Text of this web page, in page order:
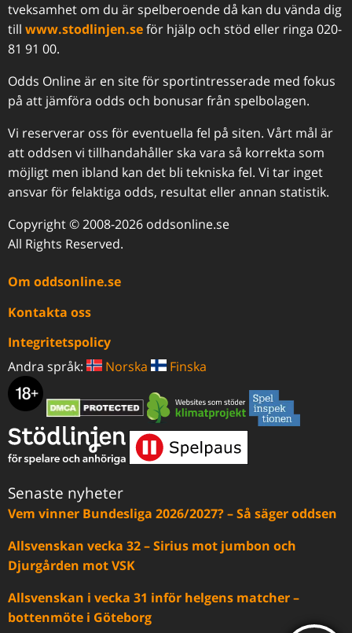
tveksamhet om du är spelberoende då kan du vända dig
till www.stodlinjen.seför hjälp och stöd eller ringa 020-
81 91 00.
Odds Online är en site för sportintresserade med fokus
på att jämföra odds och bonusar från spelbolagen.
Vi reserverar oss för eventuella fel på siten. Vårt mål är
att oddsen vi tillhandahåller ska vara så korrekta som
möjligt men ibland kan det bli tekniska fel. Vi tar inget
ansvar för felaktiga odds, resultat eller annan statistik.
Copyright © 2008-2026 oddsonline.se
All Rights Reserved.
Om oddsonline.se
Kontakta oss
Integritetspolicy
Andra språk:
Norska Finska
Senaste nyheter
Vem vinner Bundesliga 2026/2027? – Så säger oddsen
Allsvenskan vecka 32 – Sirius mot jumbon och
Djurgården mot VSK
Allsvenskan i vecka 31 inför helgens matcher –
bottenmöte i Göteborg